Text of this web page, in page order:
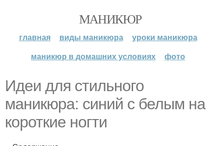
МАНИКЮР
главная виды маникюра
уроки маникюра
маникюр в домашних условиях
фото
Идеи для стильного
маникюра: синий с белым на
короткие ногти